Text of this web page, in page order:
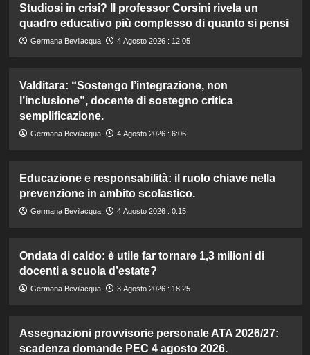
Studiosi in crisi? Il professor Corsini rivela un
quadro educativo più complesso di quanto si pensi
Germana Bevilacqua 4 Agosto 2026 : 12:05
Valditara: “Sostengo l’integrazione, non
l’inclusione”, docente di sostegno critica
semplificazione.
Germana Bevilacqua 4 Agosto 2026 : 6:06
Educazione e responsabilità: il ruolo chiave nella
prevenzione in ambito scolastico.
Germana Bevilacqua 4 Agosto 2026 : 0:15
Ondata di caldo: è utile far tornare 1,3 milioni di
docenti a scuola d’estate?
Germana Bevilacqua 3 Agosto 2026 : 18:25
Assegnazioni provvisorie personale ATA 2026/27:
scadenza domande PEC 4 agosto 2026.